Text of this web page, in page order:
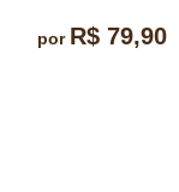
por R$ 79,90